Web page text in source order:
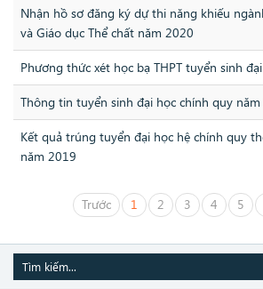
Nhận hồ sơ đăng ký dự thi năng khiếu
và Giáo dục Thể chất năm 2020
Phương thức xét học bạ THPT tuyển sinh
Thông tin tuyển sinh đại học chính quy
Kết quả trúng tuyển đại học hệ chính quy
năm 2019
Trước 1 2 3 4 5